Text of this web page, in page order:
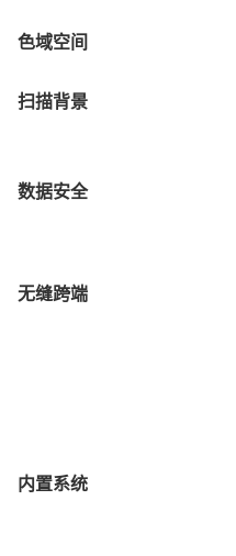
色域空间
扫描背景
数据安全
无缝跨端
内置系统